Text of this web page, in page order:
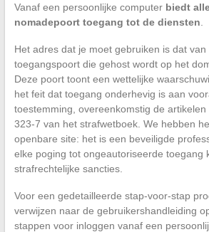
Vanaf een persoonlijke computer biedt
nomadepoort toegang tot de diensten
Het adres dat je moet gebruiken is dat van
toegangspoort die gehost wordt op het
Deze poort toont een wettelijke
het feit dat toegang onderhevig is aan
toestemming, overeenkomstig de
323-7 van het strafwetboek. We hebben
openbare site: het is een beveiligde
elke poging tot ongeautoriseerde toegang
strafrechtelijke sancties.
Voor een gedetailleerde stap-voor-stap
verwijzen naar de gebruikershandleiding
stappen voor inloggen vanaf een